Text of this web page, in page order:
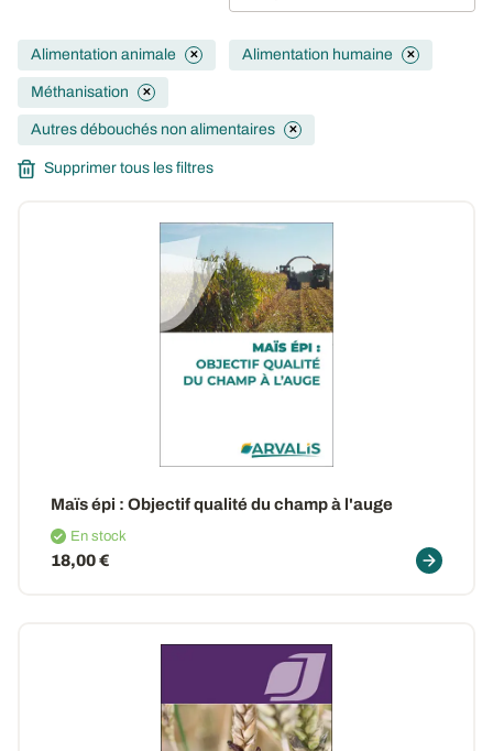
Alimentation animale ✕ Alimentation humaine ✕
Méthanisation ✕
Autres débouchés non alimentaires ✕
Supprimer tous les filtres
Maïs épi : Objectif qualité du champ à l'auge
En stock
18,00 €